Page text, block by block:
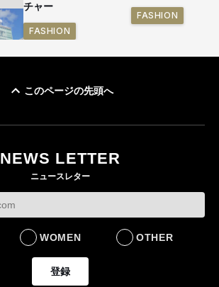
チャー
FASHION
FASHION
このページの先頭へ
NEWS LETTER
ニュースレター
WOMEN OTHER
登録